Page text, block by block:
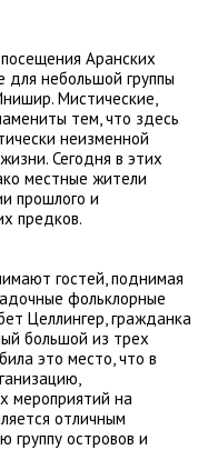
Аранских
для небольшой группы
Мистические,
тем, что здесь
неизменной
Сегодня в этих
местные жители
прошлого и
предков.
гостей, поднимая
фольклорные
Целлингер, гражданка
большой из трех
это место, что в
мероприятий на
отличным
группу островов и